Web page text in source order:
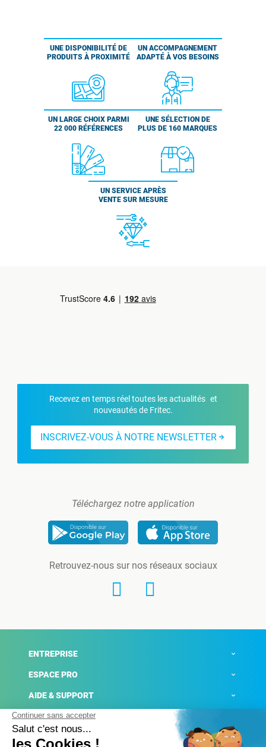
UNE DISPONIBILITÉ DE
PRODUITS À PROXIMITÉ
UN ACCOMPAGNEMENT
ADAPTÉ À VOS BESOINS
UN LARGE CHOIX PARMI
22 000 RÉFÉRENCES
UNE SÉLECTION DE
PLUS DE 160 MARQUES
UN SERVICE APRÈS
VENTE SUR MESURE
Recevez en temps réel toutes les actualités et
nouveautés de Fritec.
INSCRIVEZ-VOUS À NOTRE NEWSLETTER
Téléchargez notre application
Retrouvez-nous sur nos réseaux sociaux
ENTREPRISE
ESPACE PRO
AIDE & SUPPORT
ACTUALITÉS